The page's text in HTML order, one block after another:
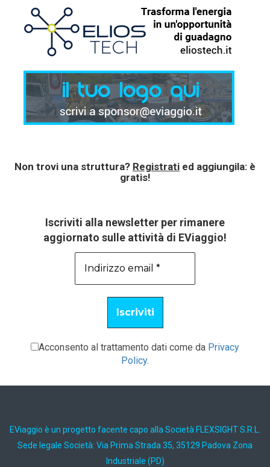
Non trovi una struttura? Registrati ed aggiungila: è
gratis!
Iscriviti alla newsletter per rimanere
aggiornato sulle attività di EViaggio!
Acconsento al trattamento dati come da Privacy
Policy.
EViaggio è un progetto facente capo alla Società FLEXSIGHT S.R.L.
Sede legale Società: Via Prima Strada 35, 35129 Padova Zona
Industriale (PD)